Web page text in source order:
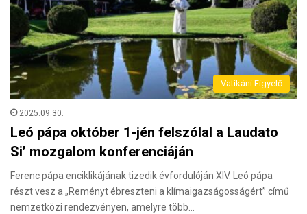
Vatikáni Figyelő
2025.09.30.
Leó pápa október 1-jén felszólal a Laudato
Si’ mozgalom konferenciáján
Ferenc pápa enciklikájának tizedik évfordulóján XIV. Leó pápa
részt vesz a „Reményt ébreszteni a klímaigazságosságért” című
nemzetközi rendezvényen, amelyre több…